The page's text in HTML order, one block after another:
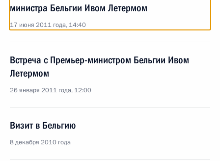
министра Бельгии Ивом Летермом
17 июня 2011 года, 14:40
Встреча с Премьер-министром Бельгии Ивом
Летермом
26 января 2011 года, 12:00
Визит в Бельгию
8 декабря 2010 года